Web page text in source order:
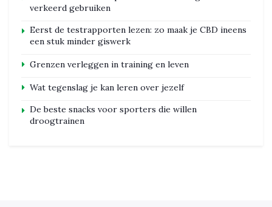
verkeerd gebruiken
Eerst de testrapporten lezen: zo maak je CBD ineens
een stuk minder giswerk
Grenzen verleggen in training en leven
Wat tegenslag je kan leren over jezelf
De beste snacks voor sporters die willen
droogtrainen